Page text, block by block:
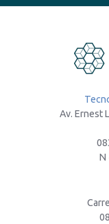
Av. Ernest
N